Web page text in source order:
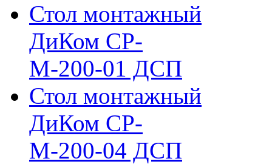
Стол монтажный
ДиКом СР-
М-200-01 ДСП
Стол монтажный
ДиКом СР-
М-200-04 ДСП